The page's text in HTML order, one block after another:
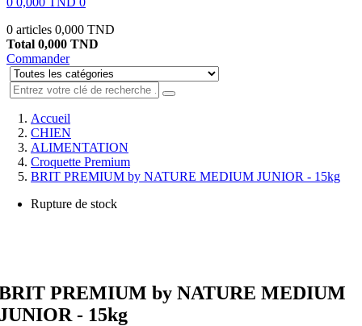
0 articles 0,000 TND
Total 0,000 TND
Commander
Accueil
CHIEN
ALIMENTATION
Croquette Premium
BRIT PREMIUM by NATURE MEDIUM JUNIOR - 15kg
Rupture de stock
PREMIUM by NATURE MEDIUM
- 15kg